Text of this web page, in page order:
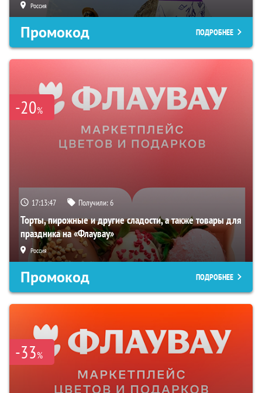
Россия
Промокод ПОДРОБНЕЕ
-20%
17:13:47 Получили:6
Торты, пирожные и другие сладости, а также товары для
праздника на «Флаувау»
Россия
Промокод ПОДРОБНЕЕ
-33%